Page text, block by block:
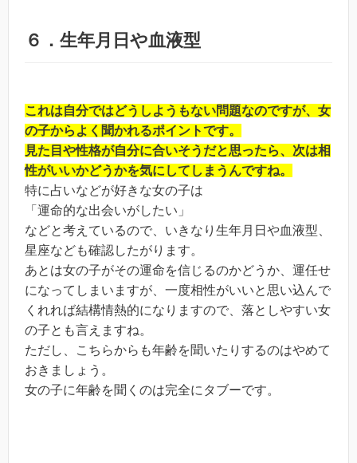
６．生年月日や血液型
これは自分ではどうしようもない問題なのですが、女
の子からよく聞かれるポイントです。
見た目や性格が自分に合いそうだと思ったら、次は相
性がいいかどうかを気にしてしまうんですね。
特に占いなどが好きな女の子は
「運命的な出会いがしたい」
などと考えているので、いきなり生年月日や血液型、
星座なども確認したがります。
あとは女の子がその運命を信じるのかどうか、運任せ
になってしまいますが、一度相性がいいと思い込んで
くれれば結構情熱的になりますので、落としやすい女
の子とも言えますね。
ただし、こちらからも年齢を聞いたりするのはやめて
おきましょう。
女の子に年齢を聞くのは完全にタブーです。